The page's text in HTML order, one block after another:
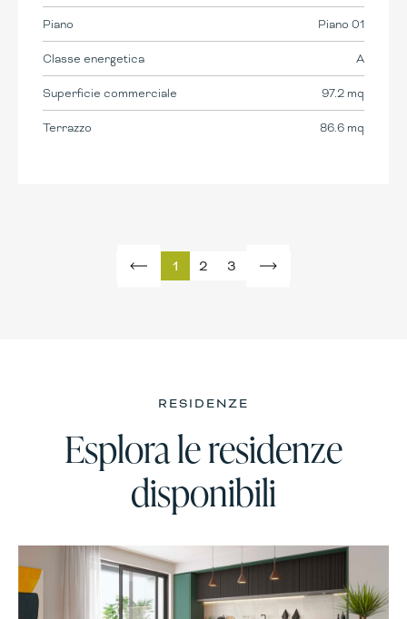
Piano Piano 01
Classe energetica A
Superficie commerciale 97.2 mq
Terrazzo 86.6 mq
1 2 3
RESIDENZE
Esplora le residenze
disponibili